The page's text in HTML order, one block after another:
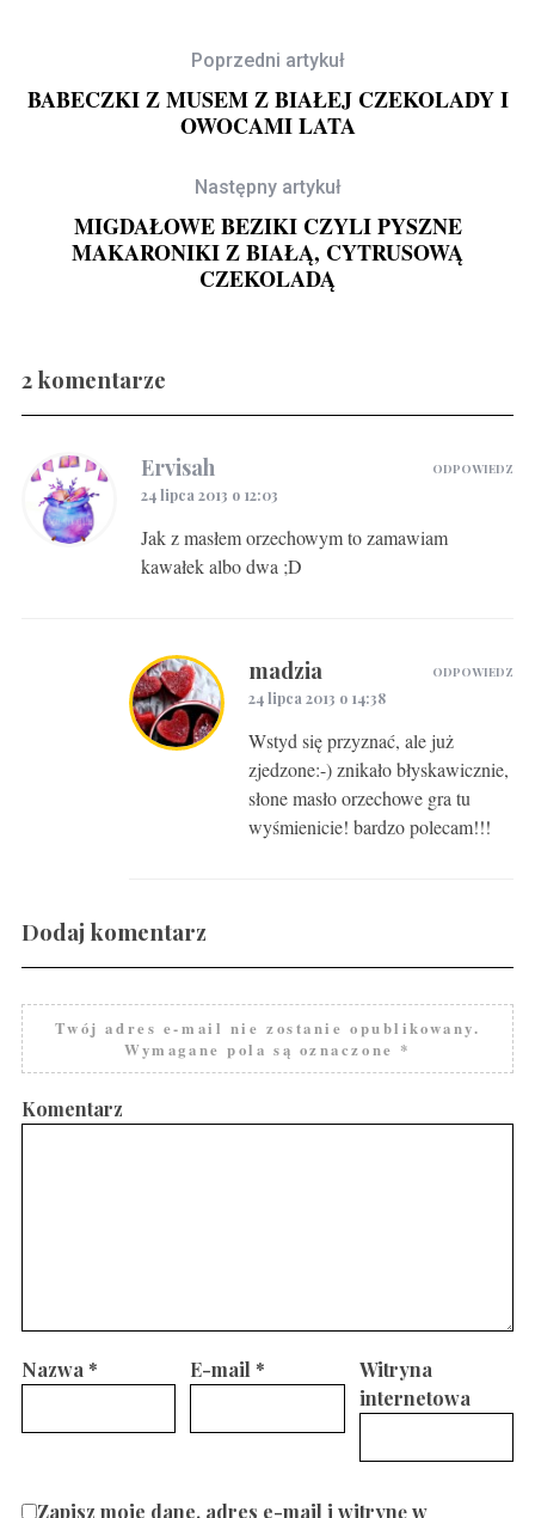
Poprzedni artykuł
BABECZKI Z MUSEM Z BIAŁEJ CZEKOLADY I
OWOCAMI LATA
Następny artykuł
MIGDAŁOWE BEZIKI CZYLI PYSZNE
MAKARONIKI Z BIAŁĄ, CYTRUSOWĄ
CZEKOLADĄ
2 komentarze
Ervisah
24 lipca 2013 o 12:03
Jak z masłem orzechowym to zamawiam
kawałek albo dwa ;D
ODPOWIEDZ
madzia
24 lipca 2013 o 14:38
Wstyd się przyznać, ale już
zjedzone:-) znikało błyskawicznie,
słone masło orzechowe gra tu
wyśmienicie! bardzo polecam!!!
ODPOWIEDZ
Dodaj komentarz
Twój adres e-mail nie zostanie opublikowany.
Wymagane pola są oznaczone *
Komentarz
Nazwa * E-mail *
Witryna
internetowa
Zapisz moje dane, adres e-mail i witrynę w